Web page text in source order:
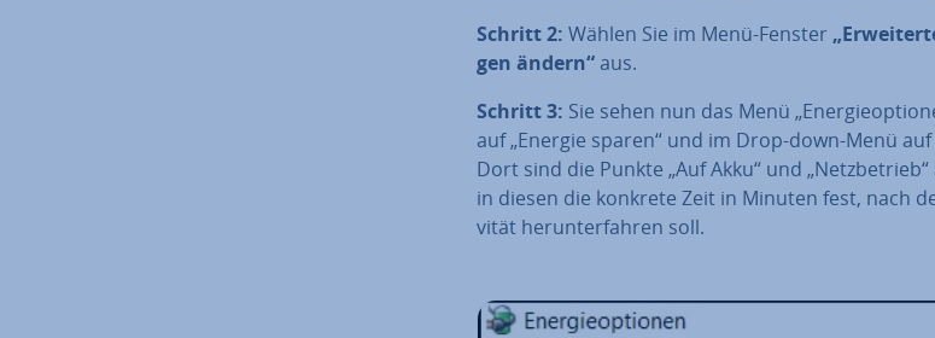
Schritt 2: Wählen Sie im Menü-Fenster
gen ändern“aus.
Schritt 3: Sie sehen nun das Menü
auf „Energie sparen“ und im Drop-down-Menü auf
Dort sind die Punkte „Auf Akku“ und
in diesen die konkrete Zeit in Minuten fest, nach
vi­tät her­un­ter­fah­ren soll.